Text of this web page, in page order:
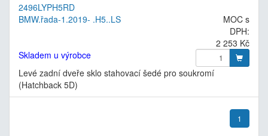
2496LYPH5RD
BMW.řada-1.2019- .H5..LS
MOC s
DPH:
2 253 Kč
Skladem u výrobce
Levé zadní dveře sklo stahovací šedé pro soukromí
(Hatchback 5D)
1